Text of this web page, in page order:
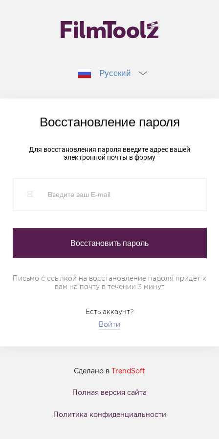
Русский
Восстановление пароля
Для восстановления пароля введите адрес вашей
электронной почты в форму
Письмо с ссылкой на восстановление пароля придёт к
вам на почту в течении 3 минут
Есть аккаунт?
Войти
Сделано в TrendSoft
Полная версия сайта
Политика конфиденциальности